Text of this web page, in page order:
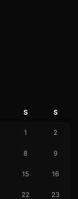
S S
1 2
8 9
15 16
22 23